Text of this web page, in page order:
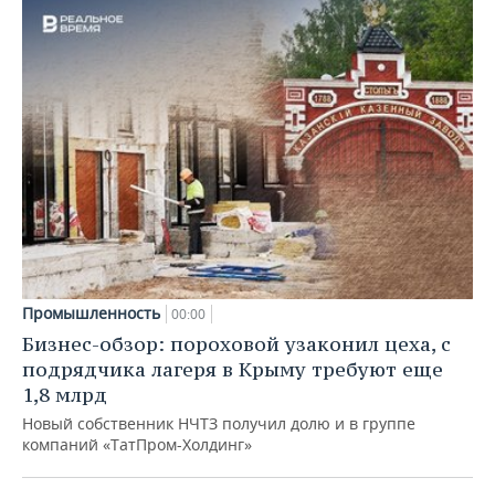
Промышленность 00:00
Бизнес-обзор: пороховой узаконил цеха, с
подрядчика лагеря в Крыму требуют еще
1,8 млрд
Новый собственник НЧТЗ получил долю и в группе
компаний «ТатПром-Холдинг»